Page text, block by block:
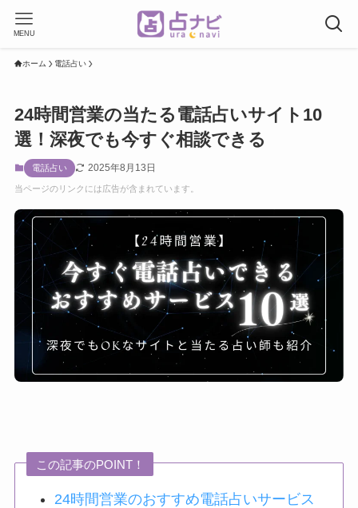
MENU
ホーム 電話占い
24時間営業の当たる電話占いサイト10
選！深夜でも今すぐ相談できる
電話占い 2025年8月13日
当ページのリンクには広告が含まれています。
この記事のPOINT！
24時間営業のおすすめ電話占いサービス